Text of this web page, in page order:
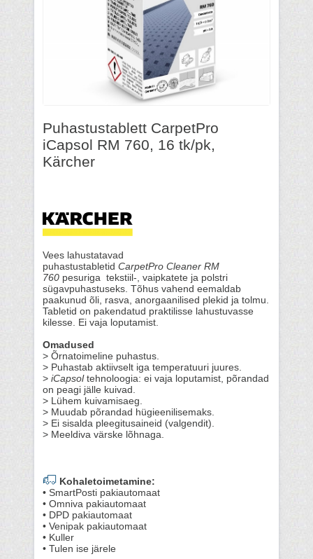
Puhastustablett CarpetPro
iCapsol RM 760, 16 tk/pk,
Kärcher
Vees lahustatavad
puhastustabletid CarpetPro Cleaner RM
760 pesuriga tekstiil-, vaipkatete ja polstri
sügavpuhastuseks. Tõhus vahend eemaldab
paakunud õli, rasva, anorgaanilised plekid ja tolmu.
Tabletid on pakendatud praktilisse lahustuvasse
kilesse. Ei vaja loputamist.
Omadused
> Õrnatoimeline puhastus.
> Puhastab aktiivselt iga temperatuuri juures.
> iCapsoltehnoloogia: ei vaja loputamist, põrandad
on peagi jälle kuivad.
> Lühem kuivamisaeg.
> Muudab põrandad hügieenilisemaks.
> Ei sisalda pleegitusaineid (valgendit).
> Meeldiva värske lõhnaga.
Kohaletoimetamine:
• SmartPosti pakiautomaat
• Omniva pakiautomaat
• DPD pakiautomaat
• Venipak pakiautomaat
• Kuller
• Tulen ise järele